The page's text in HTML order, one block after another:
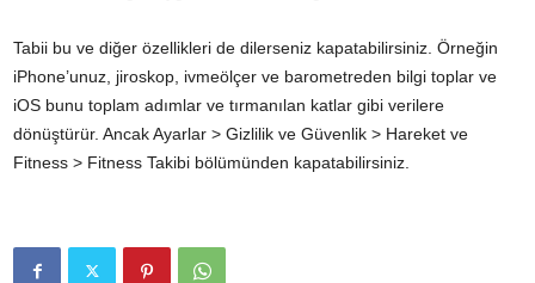
Tabii bu ve diğer özellikleri de dilerseniz kapatabilirsiniz. Örneğin
iPhone’unuz, jiroskop, ivmeölçer ve barometreden bilgi toplar ve
iOS bunu toplam adımlar ve tırmanılan katlar gibi verilere
dönüştürür. Ancak Ayarlar > Gizlilik ve Güvenlik > Hareket ve
Fitness > Fitness Takibi bölümünden kapatabilirsiniz.